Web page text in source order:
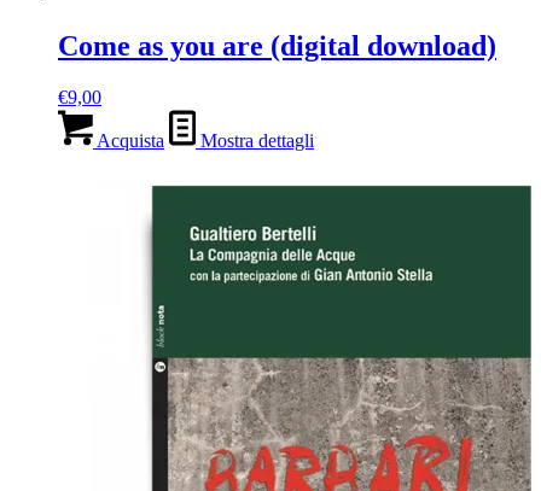
Come as you are (digital download)
€9,00
Acquista Mostra dettagli